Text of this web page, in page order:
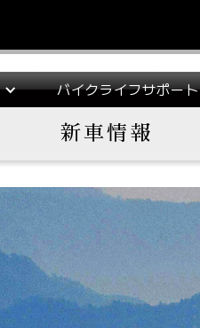
バイクライフサポート
新車情報